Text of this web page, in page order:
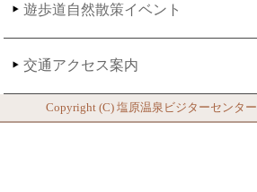
遊歩道自然散策イベント
交通アクセス案内
Copyright (C)塩原温泉ビジターセンター